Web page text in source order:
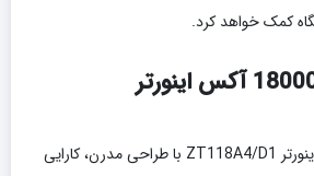
کمک خواهد کرد.
خرید کولر گازی 18000 آکس اینورتر
کولر گازی 18000 آکس اینورتر ZT118A4/D1 با طراحی مدرن، کارایی